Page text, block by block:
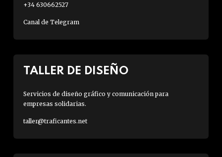
+34 630662527
Canal de Telegram
TALLER DE DISEÑO
Servicios de diseño gráfico y comunicación para
empresas solidarias.
taller@traficantes.net